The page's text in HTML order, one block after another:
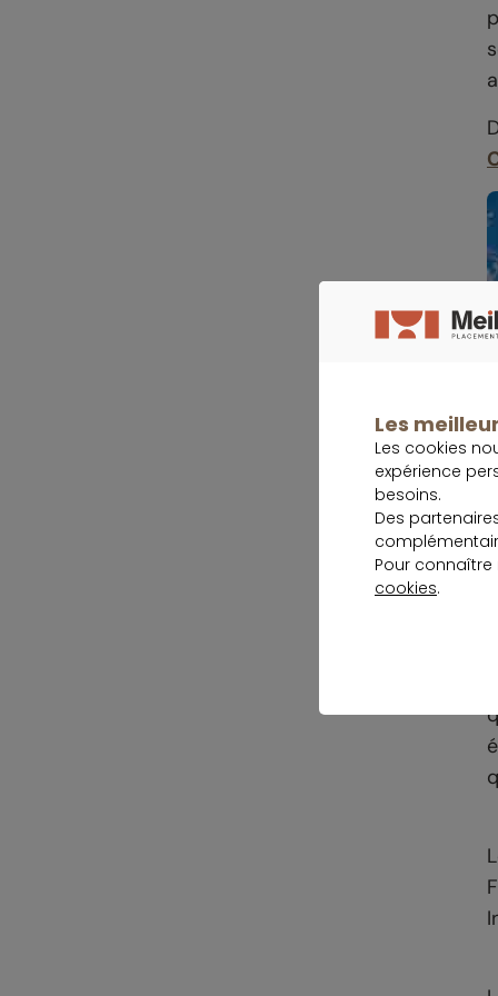
Les
Les cookies
expérience
besoins.
Des
Pour
cookies.